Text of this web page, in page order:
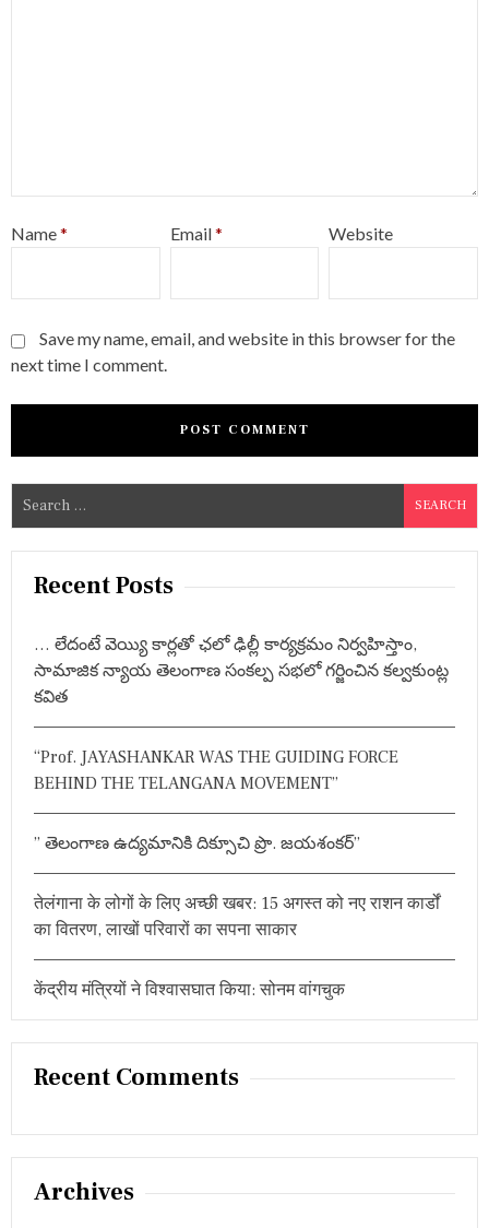
Name* Email* Website
Save my name, email, and website in this browser for the
next time I comment.
e
a
Recent Posts
… లేదంటే వెయ్యి కార్లతో ఛలో ఢిల్లీ కార్యక్రమం నిర్వహిస్తాం,
సామాజిక న్యాయ తెలంగాణ సంకల్ప సభలో గర్జించిన కల్వకుంట్ల
కవిత
“Prof. JAYASHANKAR WAS THE GUIDING FORCE
BEHIND THE TELANGANA MOVEMENT”
” తెలంగాణ ఉద్యమానికి దిక్సూచి ప్రొ. జయశంకర్”
तेलंगाना के लोगों के लिए अच्छी खबर: 15 अगस्त को नए राशन कार्डों
का वितरण, लाखों परिवारों का सपना साकार
केंद्रीय मंत्रियों ने विश्वासघात किया: सोनम वांगचुक
Recent Comments
Archives